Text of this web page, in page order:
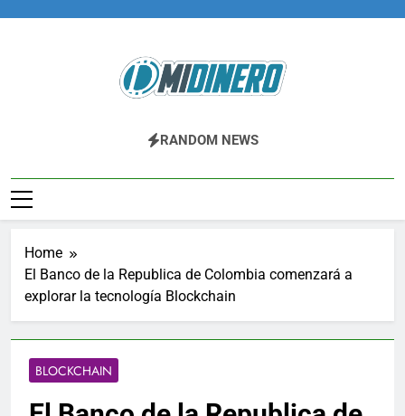
Midinero.co
Fintech, Criptomonedas
RANDOM NEWS
Home
El Banco de la Republica de Colombia comenzará a
explorar la tecnología Blockchain
BLOCKCHAIN